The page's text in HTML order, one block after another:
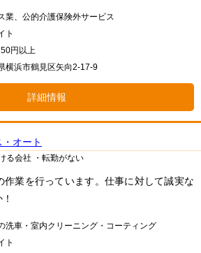
業、公的介護保険外サービス
ト
円以上
横浜市鶴見区矢向2-17-9
詳細情報
オート
る会社 ・転勤がない
作業を行っています。仕事に対して誠実な
洗車・室内クリーニング・コーティング
ト